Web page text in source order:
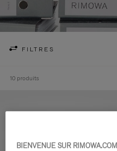
FILTRES
10 produits
BIENVENUE SUR RIMOWA.COM